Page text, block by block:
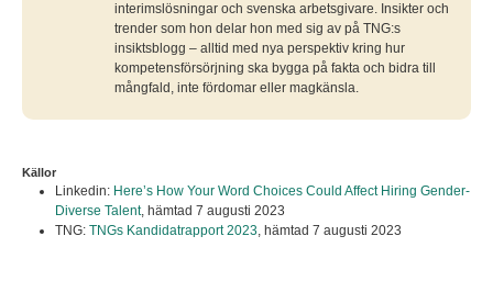
interimslösningar och svenska arbetsgivare. Insikter och
trender som hon delar hon med sig av på TNG:s
insiktsblogg – alltid med nya perspektiv kring hur
kompetensförsörjning ska bygga på fakta och bidra till
mångfald, inte fördomar eller magkänsla.
Källor
Linkedin: Here’s How Your Word Choices Could Affect Hiring Gender-
Diverse Talent, hämtad 7 augusti 2023
TNG: TNGs Kandidatrapport 2023, hämtad 7 augusti 2023